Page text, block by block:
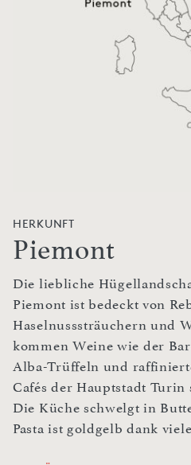
HERKUNFT
Piemont
Die liebliche
Piemont ist bedeckt von
Haselnusssträuchern und
kommen Weine wie der
Alba-Trüffeln und
Cafés der Hauptstadt
Die Küche schwelgt in
Pasta ist goldgelb dank